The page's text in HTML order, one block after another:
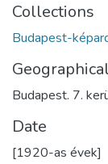
Collections
Budapest-
Budapest. 7.
Date
[1920-as évek]